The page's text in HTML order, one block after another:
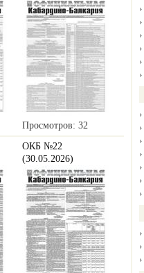
Просмотров: 32
ОКБ №22
(30.05.2026)